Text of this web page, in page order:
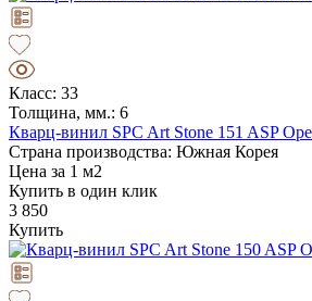
Класс: 33
Толщина, мм.: 6
Кварц-винил SPC Art Stone 151 ASP
Страна производства: Южная Корея
Цена за 1 м2
Купить в один клик
3 850
Купить